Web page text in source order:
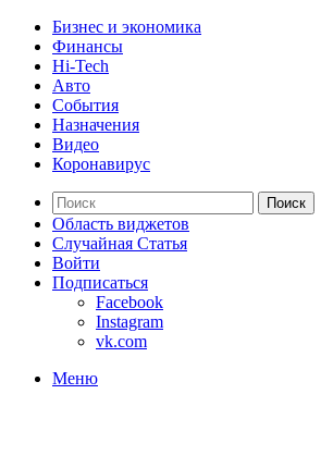
Бизнес и экономика
Финансы
Hi-Tech
Авто
События
Назначения
Видео
Коронавирус
Поиск
Область виджетов
Случайная Статья
Войти
Подписаться
Facebook
Instagram
vk.com
Меню